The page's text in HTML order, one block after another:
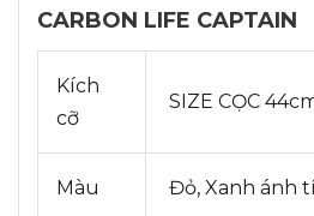
CARBON LIFE CAPTAIN
Kích
cỡ
SIZE CỌC
Màu Đỏ, Xanh ánh